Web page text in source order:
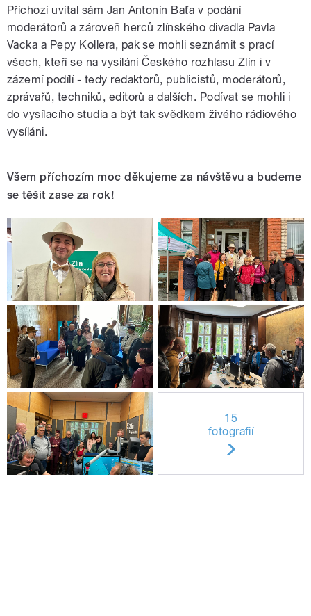
Příchozí uvítal sám Jan Antonín Baťa v podání
moderátorů a zároveň herců zlínského divadla Pavla
Vacka a Pepy Kollera, pak se mohli seznámit s prací
všech, kteří se na vysílání Českého rozhlasu Zlín i v
zázemí podílí - tedy redaktorů, publicistů, moderátorů,
zprávařů, techniků, editorů a dalších. Podívat se mohli i
do vysílacího studia a být tak svědkem živého rádiového
vysíláni.
Všem příchozím moc děkujeme za návštěvu a budeme
se těšit zase za rok!
15
fotografií